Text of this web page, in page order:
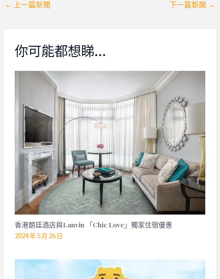
← 上一篇新聞 下一篇新聞 →
你可能都想睇…
香港朗廷酒店與Lanvin 「Chic Love」獨家住宿優惠
2024 年 5 月 26 日